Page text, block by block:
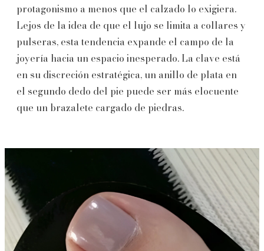
protagonismo a menos que el calzado lo exigiera.
Lejos de la idea de que el lujo se limita a collares y
pulseras, esta tendencia expande el campo de la
joyería hacia un espacio inesperado. La clave está
en su discreción estratégica, un anillo de plata en
el segundo dedo del pie puede ser más elocuente
que un brazalete cargado de piedras.